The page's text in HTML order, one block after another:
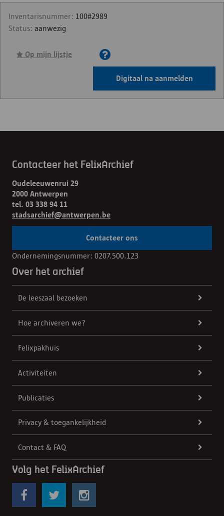
Inventarisnummer: 100#2989
Status: aanwezig
Op mijn lijstje
Digitaal na aanmelden
Contacteer het FelixArchief
Oudeleeuwenrui 29
2000 Antwerpen
tel. 03 338 94 11
stadsarchief@antwerpen.be
Contacteer ons
Ondernemingsnummer: 0207.500.123
Over het archief
De leeszaal bezoeken
Hoe archiveren we?
Felixpakhuis
Activiteiten
Publicaties
Privacy & toegankelijkheid
Contact & FAQ
Volg het FelixArchief